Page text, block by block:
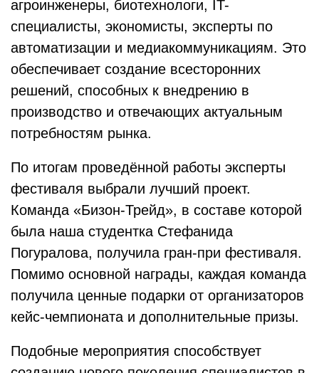
агроинженеры, биотехнологи, IT-
специалисты, экономисты, эксперты по
автоматизации и медиакоммуникациям. Это
обеспечивает создание всесторонних
решений, способных к внедрению в
производство и отвечающих актуальным
потребностям рынка.
По итогам проведённой работы эксперты
фестиваля выбрали лучший проект.
Команда «Бизон-Трейд», в составе которой
была наша студентка Стефанида
Погуралова, получила гран-при фестиваля.
Помимо основной награды, каждая команда
получила ценные подарки от организаторов
кейс-чемпионата и дополнительные призы.
Подобные мероприятия способствует